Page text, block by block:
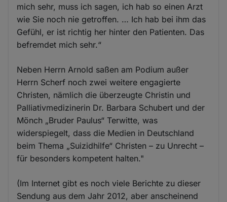
mich sehr, muss ich sagen, ich hab so einen Arzt
wie Sie noch nie getroffen. … Ich hab bei ihm das
Gefühl, er ist richtig her hinter den Patienten. Das
befremdet mich sehr.“
Neben Herrn Arnold saßen am Podium außer
Herrn Scherf noch zwei weitere engagierte
Christen, nämlich die überzeugte Christin und
Palliativmedizinerin Dr. Barbara Schubert und der
Mönch „Bruder Paulus“ Terwitte, was
widerspiegelt, dass die Medien in Deutschland
beim Thema „Suizidhilfe“ Christen – zu Unrecht –
für besonders kompetent halten."
(Im Internet gibt es noch viele Berichte zu dieser
Sendung aus dem Jahr 2012, aber anscheinend